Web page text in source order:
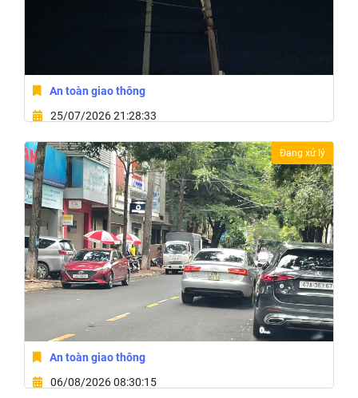
An toàn giao thông
25/07/2026 21:28:33
Phường Hòa Hiệp, Tỉnh Đắk Lắk
An toàn giao thông
06/08/2026 08:30:15
Đang xử lý